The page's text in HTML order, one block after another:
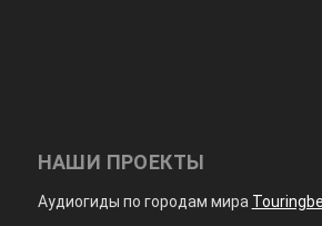
НАШИ ПРОЕКТЫ
Аудиогиды по городам мира